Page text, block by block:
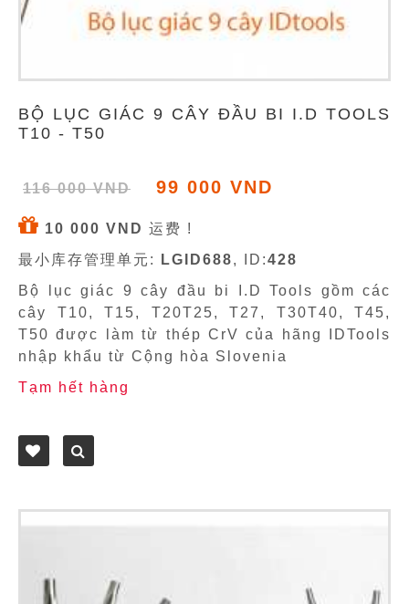
BỘ LỤC GIÁC 9 CÂY ĐẦU BI I.D TOOLS
T10 - T50
116 000 VND 99 000 VND
10 000 VND 运费 !
最小库存管理单元:
LGID688, ID:428
Bộ lục giác 9 cây đầu bi I.D Tools gồm các
cây T10, T15, T20T25, T27, T30T40, T45,
T50 được làm từ thép CrV của hãng IDTools
nhập khẩu từ Cộng hòa Slovenia
Tạm hết hàng